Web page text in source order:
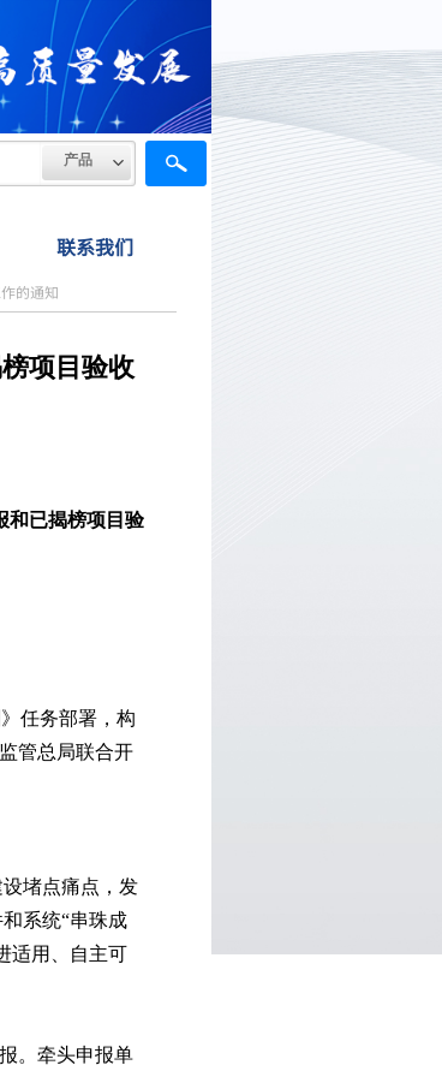
产品
联系我们
的通知
项目验收
和已揭榜项目验
任务部署，构
管总局联合开
堵点痛点，发
系统“串珠成
适用、自主可
。牵头申报单